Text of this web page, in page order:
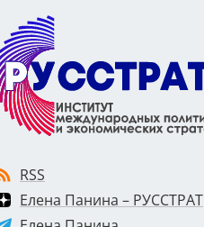
RSS
Елена Панина – РУССТРАТ